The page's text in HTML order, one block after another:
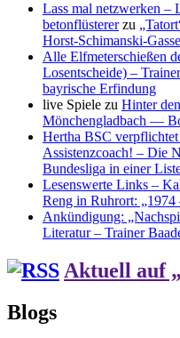
Lass mal netzwerken –
betonflüstererzu
Horst-Schimanski-
Alle Elfmeterschießen
Losentscheide) –
bayrische Erfindung
live Spiele zu Hinter
Mönchengladbach —
Hertha BSC
Assistenzcoach! – Die
Bundesliga in einer
Lesenswerte Links –
Reng in Ruhrort:
Ankündigung:
Literatur – Trainer
Aktuell auf
Blogs